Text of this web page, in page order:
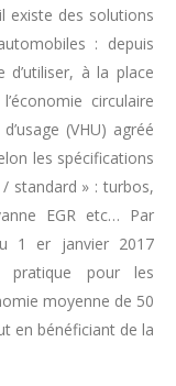
existe des solutions
: depuis
à la place
circulaire
(VHU) agréé
les spécifications
standard » : turbos,
EGR etc… Par
1 er janvier 2017
pratique pour les
moyenne de 50
en bénéficiant de la